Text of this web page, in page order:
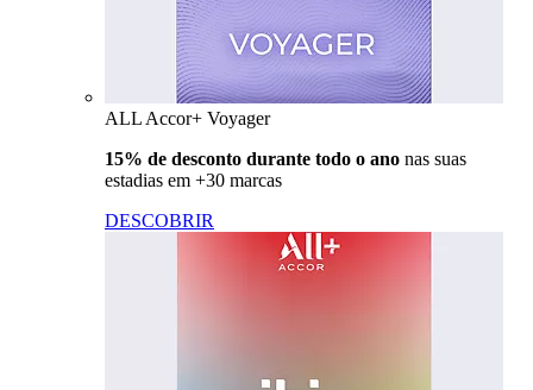
ALL Accor+ Voyager
15% de desconto durante todo o ano nas suas
estadias em +30 marcas
DESCOBRIR